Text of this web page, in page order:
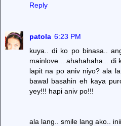
Reply
patola 6:23 PM
kuya.. di ko po binasa..
mainlove... ahahahaha... di
lapit na po aniv niyo? ala
bawal basahin eh kaya
yey!!! hapi aniv po!!!
ala lang.. smile lang ako..